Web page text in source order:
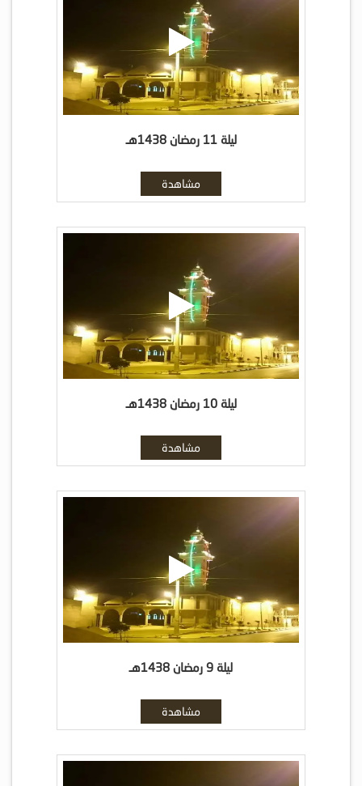
ليلة 11 رمضان 1438هـ
مشاهدة
ليلة 10 رمضان 1438هـ
مشاهدة
ليلة 9 رمضان 1438هـ
مشاهدة